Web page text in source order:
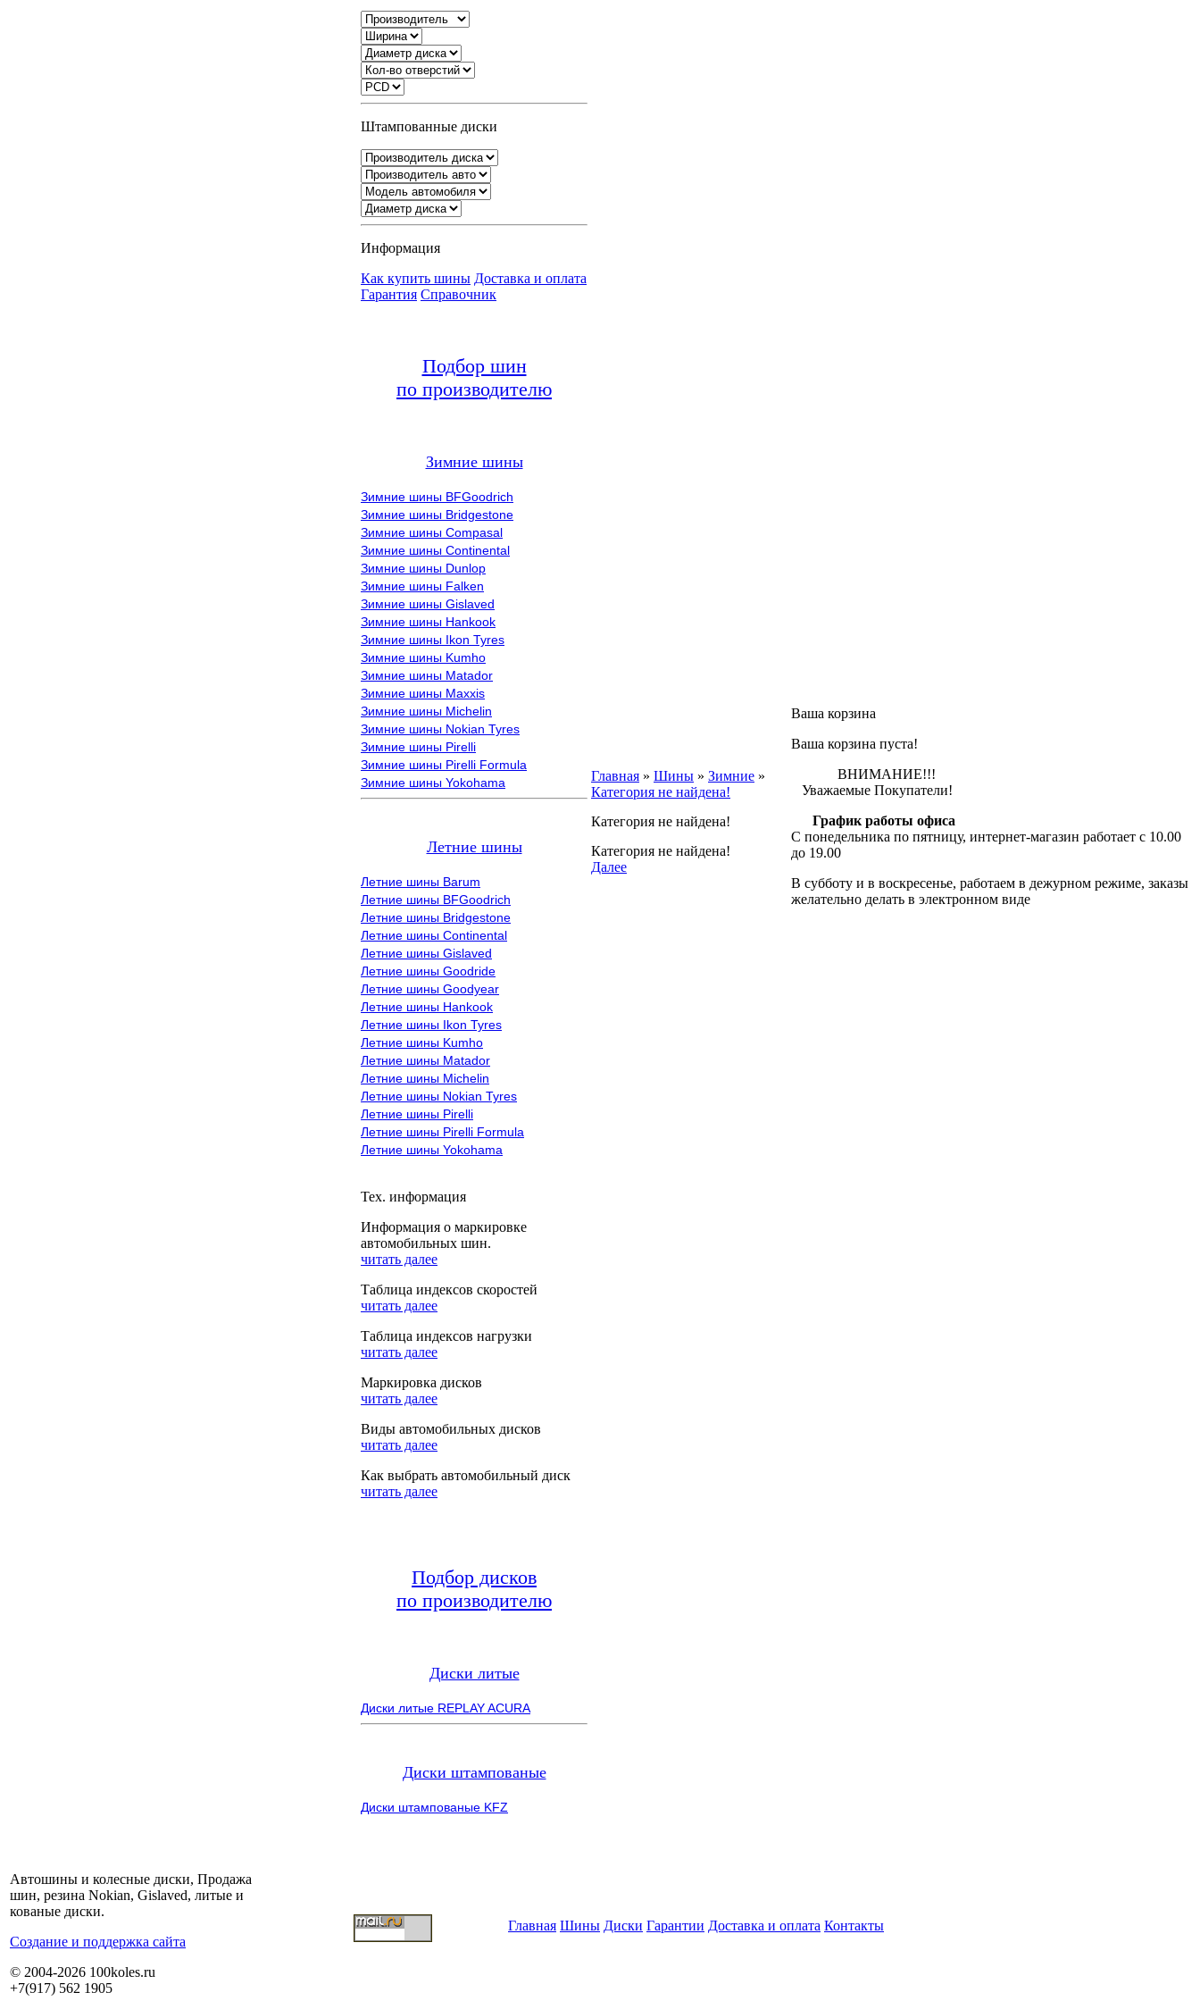
Штампованные диски
Информация
Как купить шины Доставка и оплата
Гарантия Справочник
Подбор шин
по производителю
Зимние шины
Зимние шины BFGoodrich
Зимние шины Bridgestone
Зимние шины Compasal
Зимние шины Continental
Зимние шины Dunlop
Зимние шины Falken
Зимние шины Gislaved
Зимние шины Hankook
Зимние шины Ikon Tyres
Зимние шины Kumho
Зимние шины Matador
Зимние шины Maxxis
Зимние шины Michelin
Зимние шины Nokian Tyres
Зимние шины Pirelli
Зимние шины Pirelli Formula
Зимние шины Yokohama
Летние шины
Летние шины Barum
Летние шины BFGoodrich
Летние шины Bridgestone
Летние шины Continental
Летние шины Gislaved
Летние шины Goodride
Летние шины Goodyear
Летние шины Hankook
Летние шины Ikon Tyres
Летние шины Kumho
Летние шины Matador
Летние шины Michelin
Летние шины Nokian Tyres
Летние шины Pirelli
Летние шины Pirelli Formula
Летние шины Yokohama
Тех. информация
Информация о маркировке
автомобильных шин.
читать далее
Таблица индексов скоростей
читать далее
Таблица индексов нагрузки
читать далее
Маркировка дисков
читать далее
Виды автомобильных дисков
читать далее
Как выбрать автомобильный диск
читать далее
Подбор дисков
по производителю
Диски литые
Диски литые REPLAY ACURA
Диски штампованые
Диски штампованые KFZ
Главная » Шины » Зимние »
Категория не найдена!
Категория не найдена!
Категория не найдена!
Далее
Ваша корзина
Ваша корзина пуста!
ВНИМАНИЕ!!!
Уважаемые Покупатели!
График работы офиса
С понедельника по пятницу, интернет-магазин работает с 10.00
до 19.00
В субботу и в воскресенье, работаем в дежурном режиме, заказы
желательно делать в электронном виде
Автошины и колесные диски, Продажа
шин, резина Nokian, Gislaved, литые и
кованые диски.
Cоздание и поддержка сайта
© 2004-2026 100koles.ru
+7(917) 562 1905
Главная Шины Диски Гарантии Доставка и оплата Контакты